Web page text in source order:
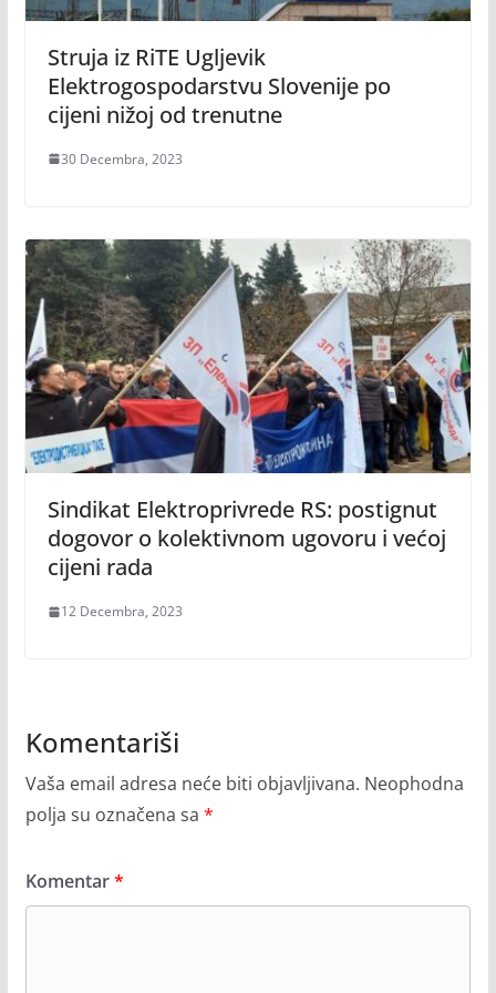
Struja iz RiTE Ugljevik
Elektrogospodarstvu Slovenije po
cijeni nižoj od trenutne
30 Decembra, 2023
Sindikat Elektroprivrede RS: postignut
dogovor o kolektivnom ugovoru i većoj
cijeni rada
12 Decembra, 2023
Komentariši
Vaša email adresa neće biti objavljivana. Neophodna
polja su označena sa *
Komentar*